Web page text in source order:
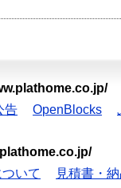
告 OpenBlocks
いて
見積書・